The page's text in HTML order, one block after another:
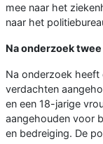
mee naar het
naar het
Na onderzoek
Na onderzoek
verdachten
en een 18-jarige
aangehouden voor
en bedreiging. De